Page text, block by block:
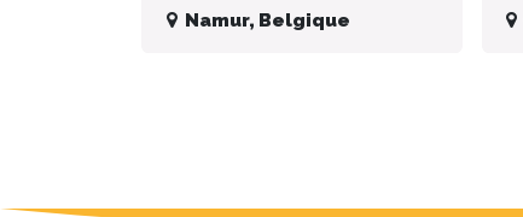
Namur, Belgique